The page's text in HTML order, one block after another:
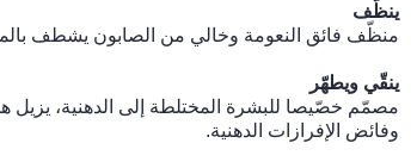
ينظّف
منظّف فائق النعومة وخالي من الصابون يشطف
ينقّي ويطهّر
مصمّم خصّيصا للبشرة المختلطة إلى الدهنية، يزيل
وفائض الإفرازات الدهنية.